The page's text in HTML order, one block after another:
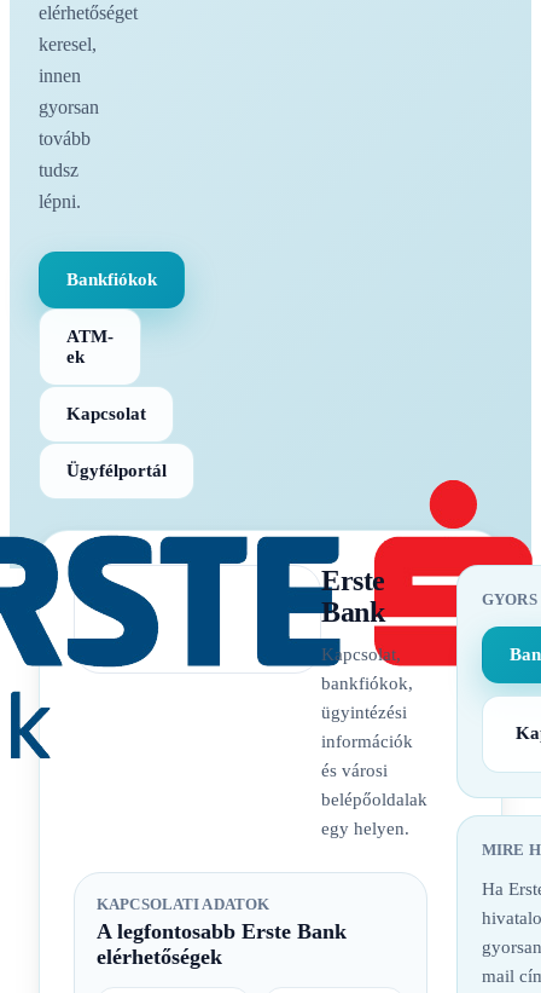
elérhetőséget
keresel,
innen
gyorsan
tovább
tudsz
lépni.
Bankfiókok
ATM-
ek
Kapcsolat
Ügyfélportál
Erste
Bank
Kapcsolat,
bankfiókok,
ügyintézési
információk
és városi
belépőoldalak
egy helyen.
KAPCSOLATI ADATOK
A legfontosabb Erste Bank
elérhetőségek
MIRE
Ha
mail